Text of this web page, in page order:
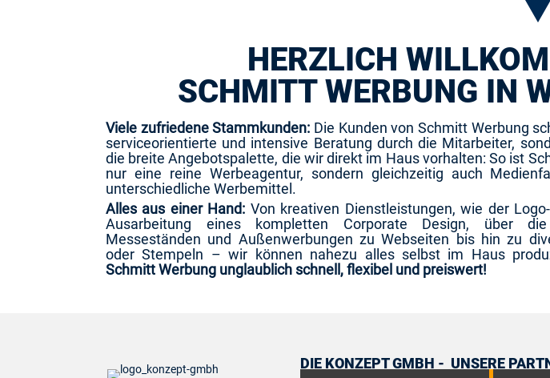
HERZLICH
SCHMITT WERBUNG IN
Viele zufriedene Stammkunden: Die Kunden von Schmitt Werbung
serviceorientierte und intensive Beratung durch die Mitarbeiter,
die breite Angebotspalette, die wir direkt im Haus vorhalten: So ist
nur eine reine Werbeagentur, sondern gleichzeitig auch
unterschiedliche Werbemittel.
Alles aus einer Hand: Von kreativen Dienstleistungen, wie der
Ausarbeitung eines kompletten Corporate Design, über
Messeständen und Außenwerbungen zu Webseiten bis hin zu
oder Stempeln – wir können nahezu alles selbst im Haus
Schmitt Werbung unglaublich schnell, flexibel und preiswert!
DIE KONZEPT GMBH - UNSERE